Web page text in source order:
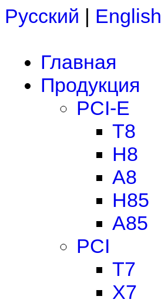
Русский | English
Главная
Продукция
PCI-E
T8
H8
A8
H85
A85
PCI
T7
X7